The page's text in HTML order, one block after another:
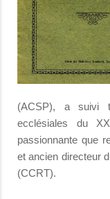
(ACSP), a suivi
ecclésiales du
passionnante que
et ancien directeur
(CCRT).